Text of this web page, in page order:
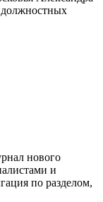
нового
и
по разделом,